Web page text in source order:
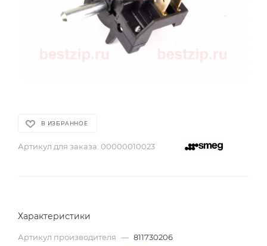
В ИЗБРАННОЕ
Артикул для заказа: 00000010023
Характеристики
Артикул производителя — 811730206